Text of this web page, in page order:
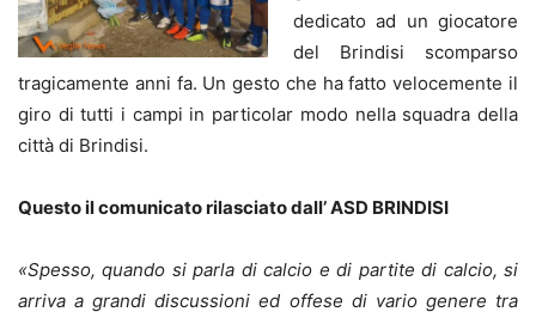
dedicato ad un giocatore
del Brindisi scomparso
tragicamente anni fa. Un gesto che ha fatto velocemente il
giro di tutti i campi in particolar modo nella squadra della
città di Brindisi.
Questo il comunicato rilasciato dall’ ASD BRINDISI
«Spesso, quando si parla di calcio e di partite di calcio, si
arriva a grandi discussioni ed offese di vario genere tra